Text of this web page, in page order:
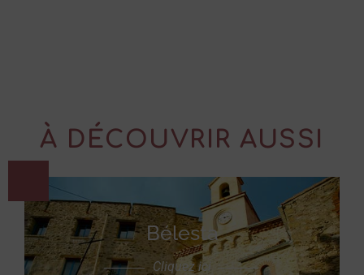
À DÉCOUVRIR AUSSI
Bélesta
Cliquez ici